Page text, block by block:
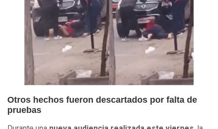
Otros hechos fueron descartados por falta de
pruebas